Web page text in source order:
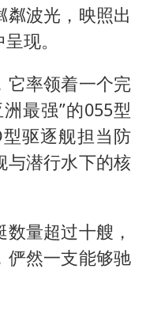
波光，映照出
现。
它率领着一个完
最强”的055型
驱逐舰担当防
与潜行水下的核
量超过十艘，
俨然一支能够驰